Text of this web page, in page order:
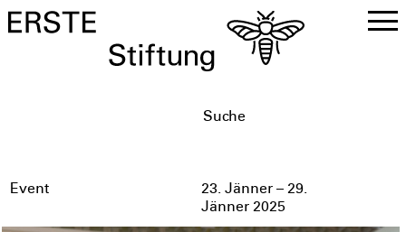
Event
23. Jänner – 29.
Jänner 2025